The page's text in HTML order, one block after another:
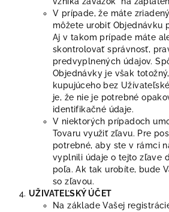
V prípade, že máte
môžete urobiť Objednávku
Aj v takom prípade máte
skontrolovať správnosť,
predvyplnených údajov.
Objednávky je však
kupujúceho bez
je, že nie je potrebné
identifikačné údaje.
V niektorých prípadoch
Tovaru využiť zľavu. Pre
potrebné, aby ste v rámci
vyplnili údaje o tejto zľave
poľa. Ak tak urobíte, bude
so zľavou.
UŽIVATEĽSKÝ ÚČET
Na základe Vašej